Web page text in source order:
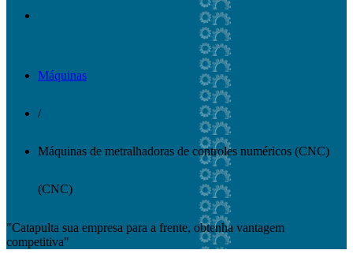
Máquinas
/
Máquinas de metralhadoras de controles numéricos (CNC)
(CNC)
"Catapulta sua empresa para a frente, obtenha vantagem
competitiva"